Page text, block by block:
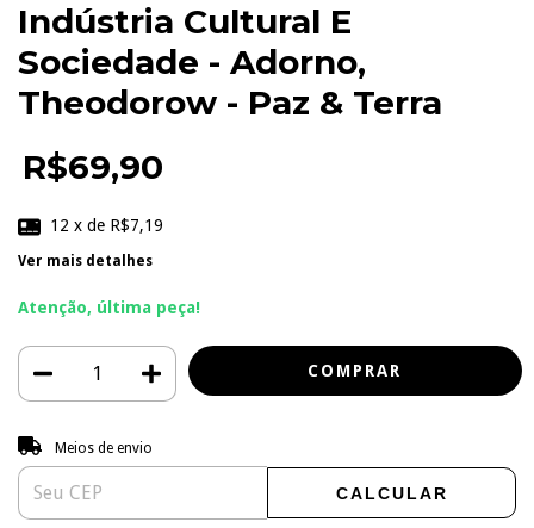
Indústria Cultural E
Sociedade - Adorno,
Theodorow - Paz & Terra
R$69,90
12 x de R$7,19
Ver mais detalhes
Atenção, última peça!
Entregas para o CEP:
Meios de envio
CALCULAR